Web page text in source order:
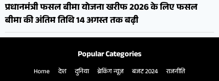
प्रधानमंत्री फसल बीमा योजना खरीफ 2026 के लिए फसल
बीमा की अंतिम तिथि 14 अगस्त तक बढ़ी
Popular Categories
Home देश दुनिया ब्रेकिंग न्यूज़ बजट 2024 राजनीति